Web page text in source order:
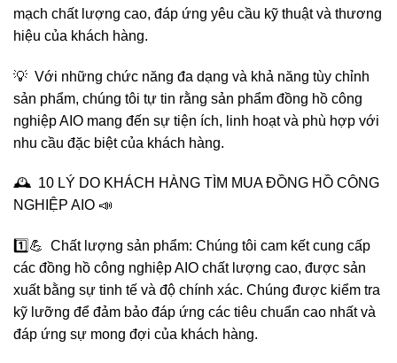
mạch chất lượng cao, đáp ứng yêu cầu kỹ thuật và thương
hiệu của khách hàng.
💡 Với những chức năng đa dạng và khả năng tùy chỉnh
sản phẩm, chúng tôi tự tin rằng sản phẩm đồng hồ công
nghiệp AIO mang đến sự tiện ích, linh hoạt và phù hợp với
nhu cầu đặc biệt của khách hàng.
🕰️ 10 LÝ DO KHÁCH HÀNG TÌM MUA ĐỒNG HỒ CÔNG
NGHIỆP AIO 📣
1️⃣💪 Chất lượng sản phẩm: Chúng tôi cam kết cung cấp
các đồng hồ công nghiệp AIO chất lượng cao, được sản
xuất bằng sự tinh tế và độ chính xác. Chúng được kiểm tra
kỹ lưỡng để đảm bảo đáp ứng các tiêu chuẩn cao nhất và
đáp ứng sự mong đợi của khách hàng.